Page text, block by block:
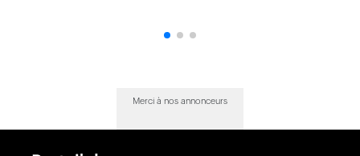
Merci à nos annonceurs